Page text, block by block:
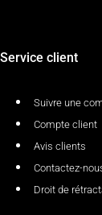
Service client
Suivre une
Compte client
Avis clients
Contactez-
Droit de